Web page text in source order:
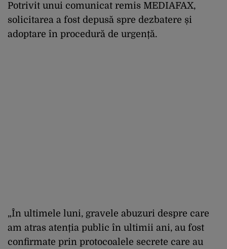
Potrivit unui comunicat remis MEDIAFAX,
solicitarea a fost depusă spre dezbatere și
adoptare în procedură de urgență.
„În ultimele luni, gravele abuzuri despre care
am atras atenția public în ultimii ani, au fost
confirmate prin protocoalele secrete care au